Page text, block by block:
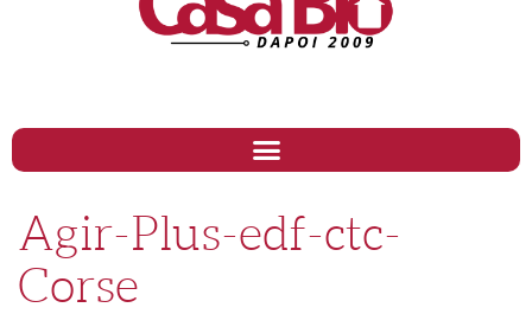
Agir-Plus-edf-ctc-
Corse